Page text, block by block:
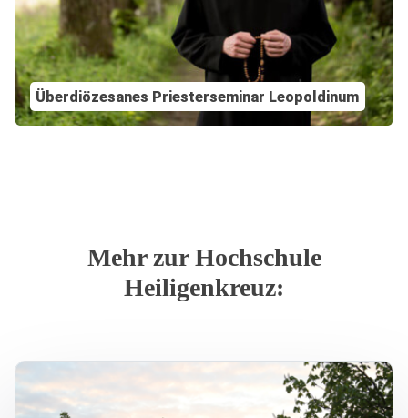
Überdiözesanes Priesterseminar Leopoldinum
Mehr zur Hochschule
Heiligenkreuz: